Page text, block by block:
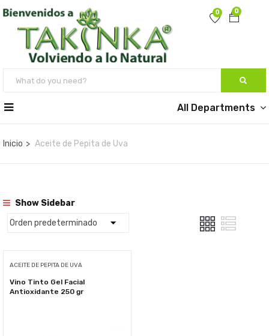
0
0
All Departments
Inicio Aceite de Pepita de Uva
Show Sidebar
ACEITE DE PEPITA DE UVA
Vino Tinto Gel Facial
Antioxidante 250 gr